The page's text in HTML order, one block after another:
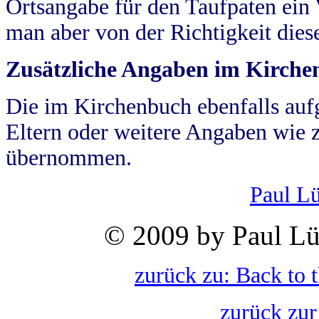
Ortsangabe für den Taufpaten
man aber von der Richtigkeit
Zusätzliche Angaben im
Die im Kirchenbuch ebenfalls
Eltern oder weitere Angaben wie
übernommen.
Paul
© 2009 by Paul
zurück zu: Back to
zurück